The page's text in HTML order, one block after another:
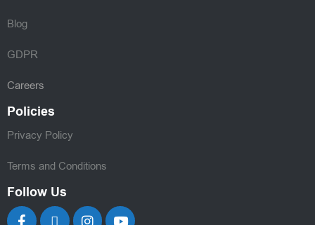
Blog
GDPR
Careers
Policies
Privacy Policy
Terms and Conditions
Follow Us